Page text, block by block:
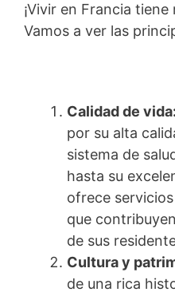
¡Vivir en Francia
Vamos a ver las
Calidad de vida:
por su alta
sistema de
hasta su
ofrece
que
de sus
Cultura y
de una rica